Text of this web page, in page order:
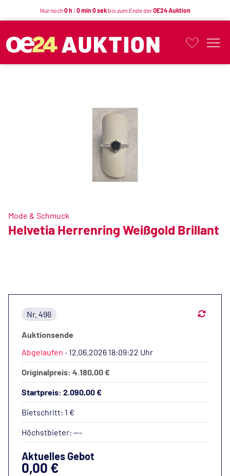
Nur noch0 h : 0 min 0 sekbis zum Ende derOE24 Auktion
Mode & Schmuck
Helvetia Herrenring Weißgold Brillant
Nr. 496
Auktionsende
Abgelaufen · 12.06.2026 18:09:22 Uhr
Originalpreis: 4.180,00 €
Startpreis: 2.090,00 €
Bietschritt: 1 €
Höchstbieter: ---
Aktuelles Gebot
0,00 €